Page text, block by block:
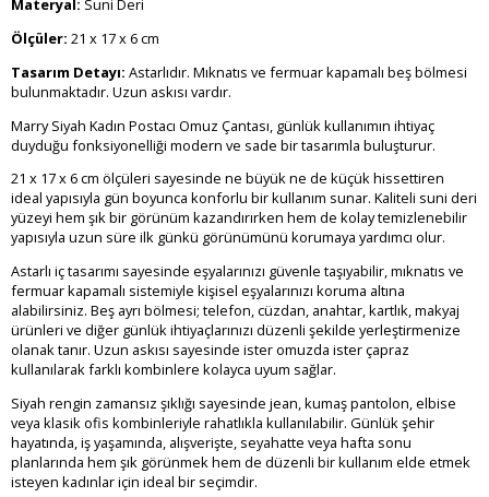
Materyal: Suni Deri
Ölçüler: 21 x 17 x 6 cm
Tasarım Detayı: Astarlıdır. Mıknatıs ve fermuar kapamalı beş bölmesi
bulunmaktadır. Uzun askısı vardır.
Marry Siyah Kadın Postacı Omuz Çantası, günlük kullanımın ihtiyaç
duyduğu fonksiyonelliği modern ve sade bir tasarımla buluşturur.
21 x 17 x 6 cm ölçüleri sayesinde ne büyük ne de küçük hissettiren
ideal yapısıyla gün boyunca konforlu bir kullanım sunar. Kaliteli suni deri
yüzeyi hem şık bir görünüm kazandırırken hem de kolay temizlenebilir
yapısıyla uzun süre ilk günkü görünümünü korumaya yardımcı olur.
Astarlı iç tasarımı sayesinde eşyalarınızı güvenle taşıyabilir, mıknatıs ve
fermuar kapamalı sistemiyle kişisel eşyalarınızı koruma altına
alabilirsiniz. Beş ayrı bölmesi; telefon, cüzdan, anahtar, kartlık, makyaj
ürünleri ve diğer günlük ihtiyaçlarınızı düzenli şekilde yerleştirmenize
olanak tanır. Uzun askısı sayesinde ister omuzda ister çapraz
kullanılarak farklı kombinlere kolayca uyum sağlar.
Siyah rengin zamansız şıklığı sayesinde jean, kumaş pantolon, elbise
veya klasik ofis kombinleriyle rahatlıkla kullanılabilir. Günlük şehir
hayatında, iş yaşamında, alışverişte, seyahatte veya hafta sonu
planlarında hem şık görünmek hem de düzenli bir kullanım elde etmek
isteyen kadınlar için ideal bir seçimdir.